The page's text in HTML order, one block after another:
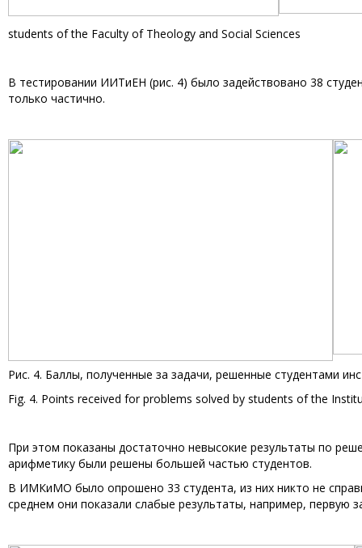
students of the Faculty of Theology and Social Sciences
В тестировании ИИТиЕН (рис. 4) было задействовано 38
только частично.
Рис. 4. Баллы, полученные за задачи, решенные студентами
Fig. 4. Points received for problems solved by students of the
При этом показаны достаточно невысокие результаты по
арифметику были решены большей частью студентов.
В ИМКиМО было опрошено 33 студента, из них никто не
среднем они показали слабые результаты, например, первую